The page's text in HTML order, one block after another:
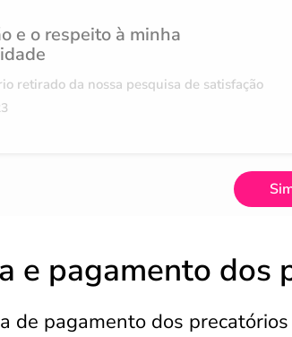
e o respeito à minha
retirado da nossa pesquisa de satisfação
e pagamento dos
de pagamento dos precatórios